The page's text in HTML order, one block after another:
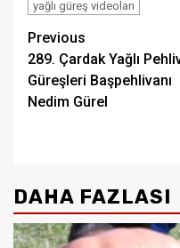
yağlı güreş videoları
Post
navigation
Previous
289. Çardak Yağlı
Güreşleri Başpehlivanı
Nedim Gürel
DAHA FAZLASI